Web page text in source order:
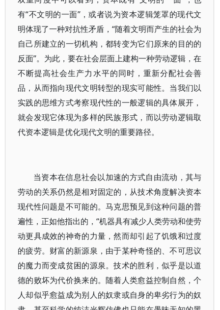
有“不文明的一面”，或者说为资本逻辑笼罩的现代文
明体现了一种对抗性矛盾，“随着文明而产生的社会为
自己所建立的一切机构，都转变为它们原来的目的的
反面”。为此，要在社会层面上建构一种劳动逻辑，在
不断提高社会生产力水平的同时，重新分配社会善
品，从而指向现代文明转型的现实可能性。当我们以
实践的思维方式考察现代性的一般逻辑的具体展开，
就会发现它体现为多样的民族形式，而以劳动逻辑取
代资本逻辑是优化现代文明的重要路径。
当资本在信息社会以加速的方式自由流动，其与
劳动的关系仍然是相对固定的，从技术角度解决资本
现代性问题是不可能的。马克思预见到这种问题的普
遍性，正如他指出的，“机器具有减少人类劳动和使劳
动更具成效的神奇的力量，然而却引起了饥饿和过度
的疲劳。财富的新源泉，由于某种奇怪的、不可思议
的魔力而变成贫困的源泉。技术的胜利，似乎是以道
德的败坏为代价换来的。随着人类愈益控制自然，个
人却似乎愈益成为别人的奴隶或自身的卑劣行为的奴